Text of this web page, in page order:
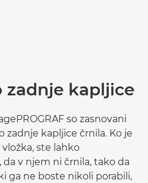
zadnje kapljice
so zasnovani
zadnje kapljice črnila. Ko je
ste lahko
v njem ni črnila, tako da
ga ne boste nikoli porabili,